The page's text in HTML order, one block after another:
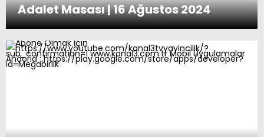
Adalet Masası | 16 Ağustos 2024